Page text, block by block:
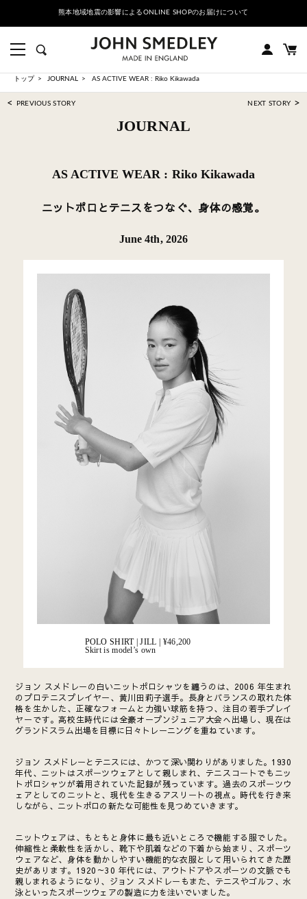
熊本地域地震の影響によるONLINE SHOPのお届けについて
トップ JOURNAL AS ACTIVE WEAR : Riko Kikawada
< PREVIOUS STORY NEXT STORY >
JOURNAL
AS ACTIVE WEAR : Riko Kikawada
ニットポロとテニスをつなぐ、身体の感覚。
June 4th, 2026
POLO SHIRT | JILL | ¥46,200
Skirt is model’s own
ジョン スメドレーの白いニットポロシャツを纏うのは、2006 年生まれ
のプロテニスプレイヤー、黄川田莉子選手。長身とバランスの取れた体
格を生かした、正確なフォームと力強い球筋を持つ、注目の若手プレイ
ヤーです。高校生時代には全豪オープンジュニア大会へ出場し、現在は
グランドスラム出場を目標に日々トレーニングを重ねています。
ジョン スメドレーとテニスには、かつて深い関わりがありました。1930
年代、ニットはスポーツウェアとして親しまれ、テニスコートでもニッ
トポロシャツが着用されていた記録が残っています。過去のスポーツウ
ェアとしてのニットと、現代を生きるアスリートの視点。時代を行き来
しながら、ニットポロの新たな可能性を見つめていきます。
ニットウェアは、もともと身体に最も近いところで機能する服でした。
伸縮性と柔軟性を活かし、靴下や肌着などの下着から始まり、スポーツ
ウェアなど、身体を動かしやすい機能的な衣服として用いられてきた歴
史があります。1920～30 年代には、アウトドアやスポーツの文脈でも
親しまれるようになり、ジョン スメドレーもまた、テニスやゴルフ、水
泳といったスポーツウェアの製造に力を注いでいました。